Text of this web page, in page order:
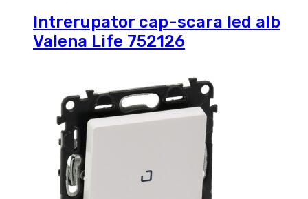
Intrerupator cap-scara led alb
Valena Life 752126